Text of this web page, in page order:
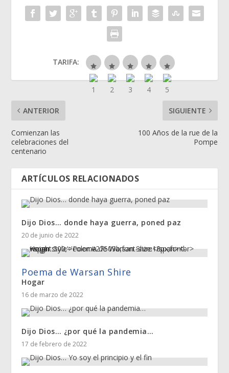
TARIFA:
ANTERIOR
Comienzan las
celebraciones del
centenario
SIGUIENTE
100 Años de la rue de la
Pompe
ARTÍCULOS RELACIONADOS
Dijo Dios… donde haya guerra, poned paz
20 de junio de 2022
Poema de Warsan Shire
Hogar
16 de marzo de 2022
Dijo Dios… ¿por qué la pandemia…
17 de febrero de 2022